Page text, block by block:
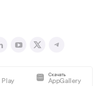
Скачать
AppGallery